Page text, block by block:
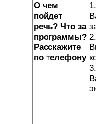
О чем
пойдет
речь? Что за
программы?
Расскажите
по телефону